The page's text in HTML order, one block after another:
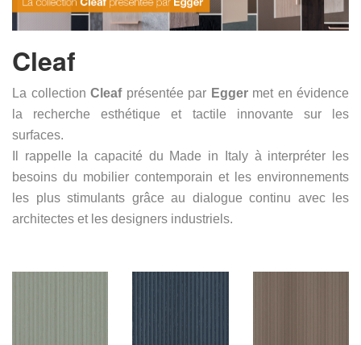
Cleaf
La collection Cleafprésentée par Eggermet en évidence
la recherche esthétique et tactile innovante sur les
surfaces.
Il rappelle la capacité du Made in Italy à interpréter les
besoins du mobilier contemporain et les environnements
les plus stimulants grâce au dialogue continu avec les
architectes et les designers industriels.